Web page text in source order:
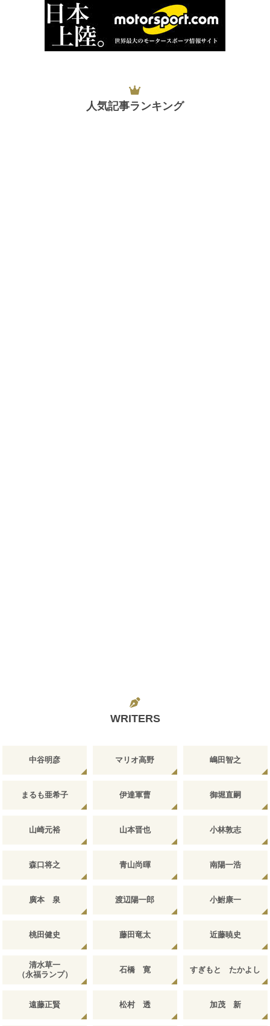
人気記事ランキング
WRITERS
中谷明彦 マリオ高野 嶋田智之
まるも亜希子 伊達軍曹 御堀直嗣
山崎元裕 山本晋也 小林敦志
森口将之 青山尚暉 南陽一浩
廣本 泉 渡辺陽一郎 小鮒康一
桃田健史 藤田竜太 近藤暁史
清水草一
（永福ランプ）
石橋 寛 すぎもと たかよし
遠藤正賢 松村 透 加茂 新